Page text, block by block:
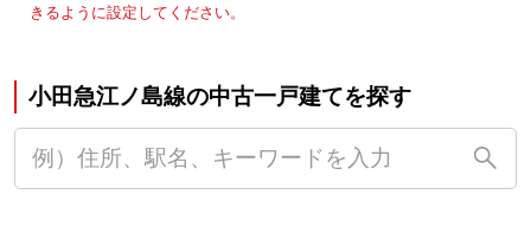
きるように設定してください。
小田急江ノ島線の中古一戸建てを探す